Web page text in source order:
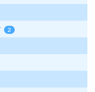
2